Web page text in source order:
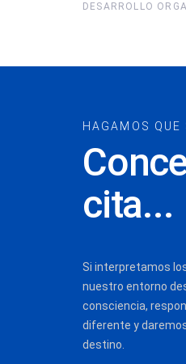
DESARROLLO
HAGAMOS QUE
cita...
Si interpretamos
nuestro entorno
consciencia,
diferente y
destino.